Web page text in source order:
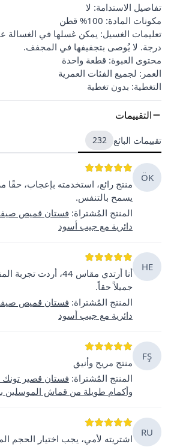
تفاصيل الاستدامة: لا
مكونات المادة: 100% قطن
درجة. لا يُوصى بتجفيفها في المجفف.
محتوى العبوة: قطعة واحدة
العمر: لجميع الفئات العمرية
التغطية: بدون تغطية
التقييمات
تقييمات البائع 232
ÖK
منتج رائع، استخدمته بإعجاب، حقًا
يسمح بالتنفس.
المنتج المُشتراة: فستان قميص
دائرية مع جيب أسود
HE
جميلاً حقاً.
المنتج المُشتراة: فستان قميص
دائرية مع جيب أسود
FŞ
منتج مريح وأنيق
المنتج المُشتراة: فستان قصير تونك
وأكمام طويلة من قماش الموسلين
RU
اشتريته لأمي، يجب اختيار الحجم